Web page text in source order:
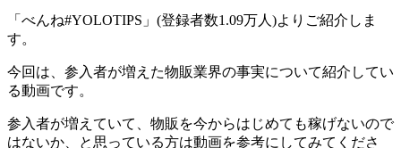
「べんね#YOLOTIPS」(登録者数1.09万人)よりご紹介しま
す。
今回は、参入者が増えた物販業界の事実について紹介してい
る動画です。
参入者が増えていて、物販を今からはじめても稼げないので
はないか、と思っている方は動画を参考にしてみてくださ